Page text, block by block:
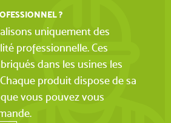
?
uniquement des
professionnelle. Ces
dans les usines les
produit dispose de sa
vous pouvez vous